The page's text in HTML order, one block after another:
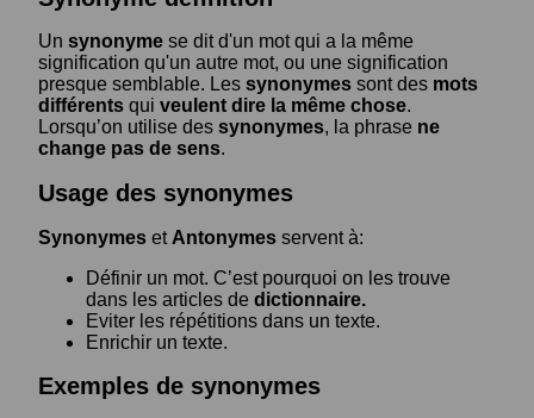
Un synonyme se dit d'un mot qui a la même
signification qu'un autre mot, ou une signification
presque semblable. Les synonymes sont des mots
différents qui veulent dire la même chose.
Lorsqu’on utilise des synonymes, la phrase ne
change pas de sens.
Usage des synonymes
Synonymes et Antonymes servent à:
Définir un mot. C’est pourquoi on les trouve
dans les articles de dictionnaire.
Eviter les répétitions dans un texte.
Enrichir un texte.
Exemples de synonymes